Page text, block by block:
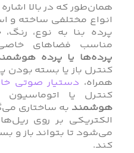
همان‌طور که در بالا
انواع مختلفی ساخته و
پرده بنا به نوع،
مناسب فضاهای
پرده‌ها یا پرده
کنترل باز یا بسته بودن
همراه، دستیار صوتی
کنترل یا
هوشمند به ساختاری
الکتریکی بر روی
می‌شود تا بتواند باز و
کند.